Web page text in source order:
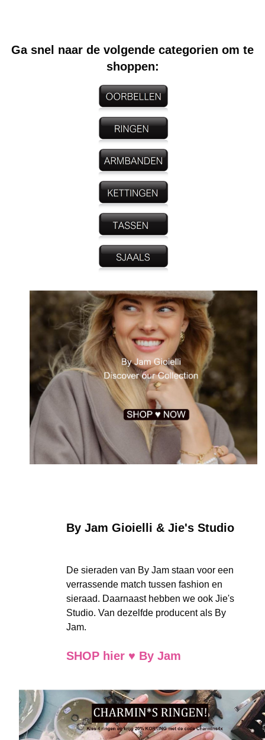
Ga snel naar de volgende categorien om te
shoppen:
By Jam Gioielli & Jie's Studio
De sieraden van By Jam staan voor een
verrassende match tussen fashion en
sieraad. Daarnaast hebben we ook Jie's
Studio. Van dezelfde producent als By
Jam.
SHOP hier ♥ By Jam